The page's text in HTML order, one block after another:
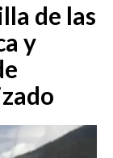
de las
y